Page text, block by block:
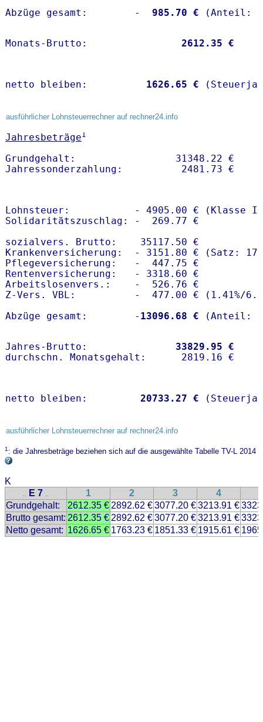
Abzüge gesamt:        -
  985.70 €
Monats-Brutto: 2612.35 €
netto bleiben: 1626.65 €
ausführlicher Lohnsteuerrechner auf rechner24.info
Jahresbeträge1
Grundgehalt:                 31348.22 €
Lohnsteuer:           - 4905.00 € (Klasse I)
Solidaritätszuschlag: -  269.77 €
sozialvers. Brutto:    35117.50 €
Krankenversicherung:  - 3151.80 € (Satz:
Pflegeversicherung:   -  447.75 €
Rentenversicherung:   - 3318.60 €
Arbeitslosenvers.:    -  526.76 €
Z-Vers. VBL:          -  477.00 € ( 1.41%/
Abzüge gesamt:        - 13096.68 €
Jahres-Brutto: 33829.95 €
netto bleiben: 20733.27 €
ausführlicher Lohnsteuerrechner auf rechner24.info
1: die Jahresbeträge beziehen sich auf die ausgewählte Tabelle TV-L 2014
K
.. E 7 .. 1 2 3 4
Grundgehalt:
2612.35 € 2892.62 €3077.20 €3213.91 €
Brutto gesamt: 2612.35 € 2892.62 €3077.20 €3213.91 €
Netto gesamt: 1626.65 € 1763.23 € 1851.33 € 1915.61 €